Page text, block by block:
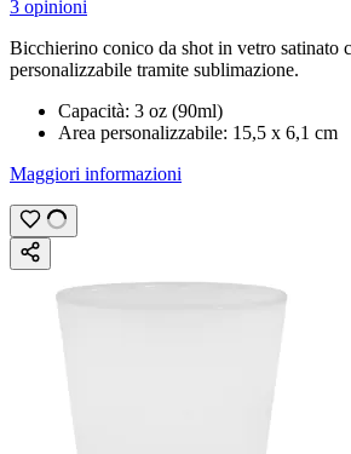
3 opinioni
Bicchierino conico da shot in vetro satinato
personalizzabile tramite sublimazione.
Capacità: 3 oz (90ml)
Area personalizzabile: 15,5 x 6,1 cm
Maggiori informazioni